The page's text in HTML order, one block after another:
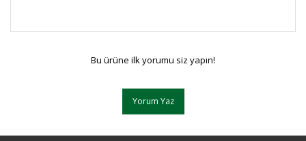
Bu ürüne ilk yorumu siz yapın!
Yorum Yaz